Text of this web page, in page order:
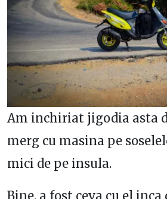
Am inchiriat jigodia asta
merg cu masina pe
mici de pe insula.
Bine, a fost ceva cu el